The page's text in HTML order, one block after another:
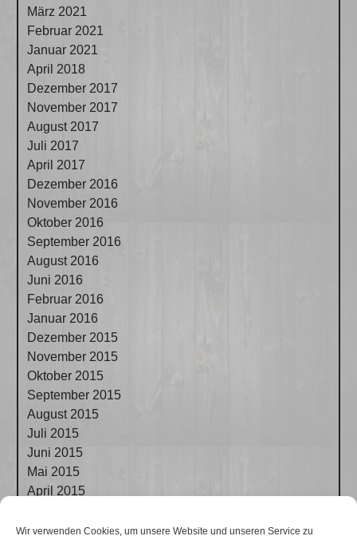
Wir verwenden Cookies, um unsere Website und unseren Service zu
März 2021
Februar 2021
Januar 2021
April 2018
Dezember 2017
November 2017
August 2017
Juli 2017
April 2017
Dezember 2016
November 2016
Oktober 2016
September 2016
August 2016
Juni 2016
Februar 2016
Januar 2016
Dezember 2015
November 2015
Oktober 2015
September 2015
August 2015
Juli 2015
Juni 2015
Mai 2015
April 2015
Februar 2015